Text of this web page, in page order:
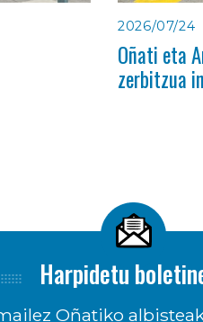
2026/07/24
Oñati eta
zerbitzua
Harpidetu
Oñatiko